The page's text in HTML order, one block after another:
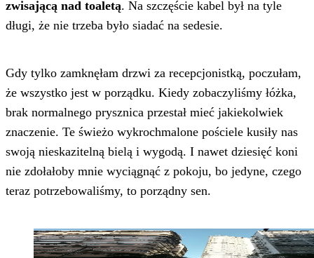
zwisającą nad toaletą. Na szczęście kabel był na tyle
długi, że nie trzeba było siadać na sedesie.
Gdy tylko zamknęłam drzwi za recepcjonistką, poczułam,
że wszystko jest w porządku. Kiedy zobaczyliśmy łóżka,
brak normalnego prysznica przestał mieć jakiekolwiek
znaczenie. Te świeżo wykrochmalone pościele kusiły nas
swoją nieskazitelną bielą i wygodą. I nawet dziesięć koni
nie zdołałoby mnie wyciągnąć z pokoju, bo jedyne, czego
teraz potrzebowaliśmy, to porządny sen.